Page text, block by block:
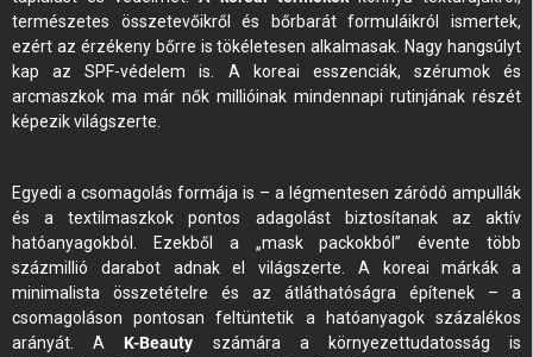
természetes összetevőikről és bőrbarát formuláikról ismertek,
ezért az érzékeny bőrre is tökéletesen alkalmasak. Nagy hangsúlyt
kap az SPF-védelem is. A koreai esszenciák, szérumok és
arcmaszkok ma már nők millióinak mindennapi rutinjának részét
képezik világszerte.
Egyedi a csomagolás formája is – a légmentesen záródó ampullák
és a textilmaszkok pontos adagolást biztosítanak az aktív
hatóanyagokból. Ezekből a „mask packokból” évente több
százmillió darabot adnak el világszerte. A koreai márkák a
minimalista összetételre és az átláthatóságra építenek – a
csomagoláson pontosan feltüntetik a hatóanyagok százalékos
arányát. A K-Beauty számára a környezettudatosság is